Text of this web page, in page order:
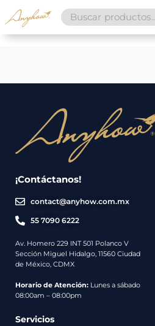
Search
for:
¡Contáctanos!
contact@anyhow.com.mx
55 7090 6222
Av. Homero 229 INT 501 Polanco V
Sección Miguel Hidalgo, 11560 Ciudad
de México, CDMX
Horario de Atención: Lunes a sábado
08:00am – 08:00pm
Servicios
Nosotros
Servicios
Envíos
Métodos
de
Catálogo
Regalos
Contacto